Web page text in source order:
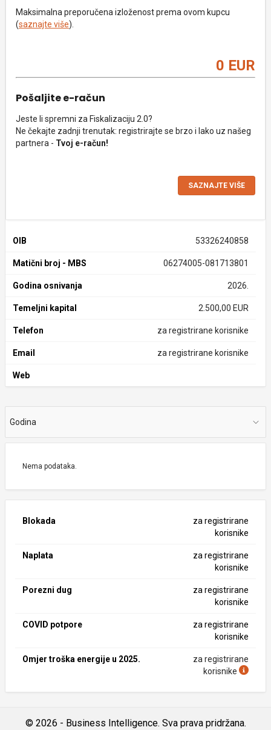
Maksimalna preporučena izloženost prema ovom kupcu
(saznajte više).
0 EUR
Pošaljite e-račun
Jeste li spremni za Fiskalizaciju 2.0?
Ne čekajte zadnji trenutak: registrirajte se brzo i lako uz našeg
partnera - Tvoj e-račun!
SAZNAJTE VIŠE
OIB 53326240858
Matični broj - MBS 06274005-081713801
Godina osnivanja 2026.
Temeljni kapital 2.500,00 EUR
Telefon za registrirane korisnike
Email za registrirane korisnike
Web
Godina
Nema podataka.
Blokada
za registrirane
korisnike
Naplata
za registrirane
korisnike
Porezni dug
za registrirane
korisnike
COVID potpore
za registrirane
korisnike
Omjer troška energije u 2025.
za registrirane
korisnike
© 2026 - Business Intelligence. Sva prava pridržana.